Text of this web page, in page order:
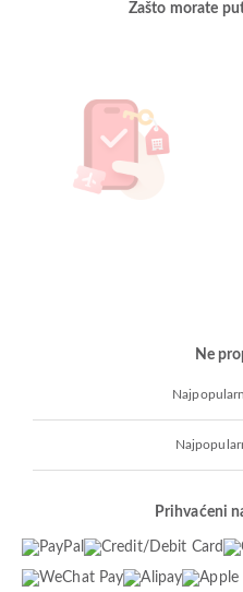
Zašto morate
Ne
Prihvaćeni